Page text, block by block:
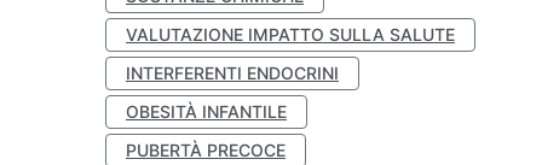
VALUTAZIONE IMPATTO SULLA SALUTE
INTERFERENTI ENDOCRINI
OBESITÀ INFANTILE
PUBERTÀ PRECOCE